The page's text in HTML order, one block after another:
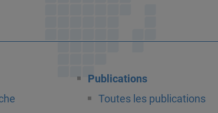
Publications
Toutes les publications